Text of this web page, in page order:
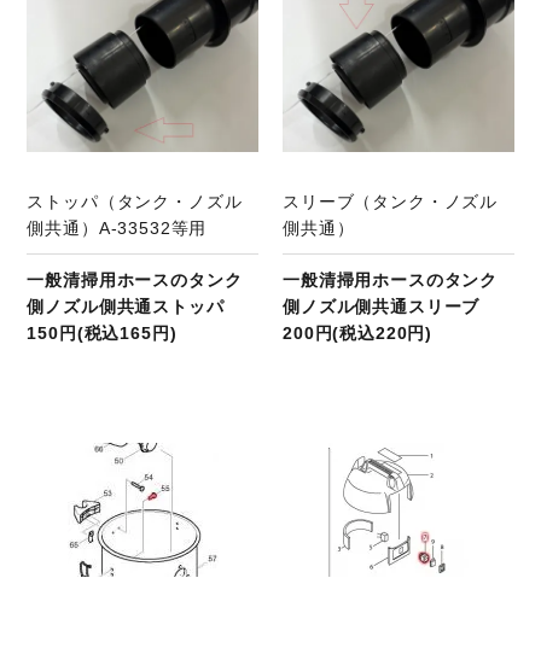
ストッパ（タンク・ノズル
側共通）A-33532等用
一般清掃用ホースのタンク
側ノズル側共通ストッパ
150円(税込165円)
スリーブ（タンク・ノズル
側共通）
一般清掃用ホースのタンク
側ノズル側共通スリーブ
200円(税込220円)